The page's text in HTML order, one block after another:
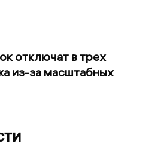
отключат в трех
из-за масштабных